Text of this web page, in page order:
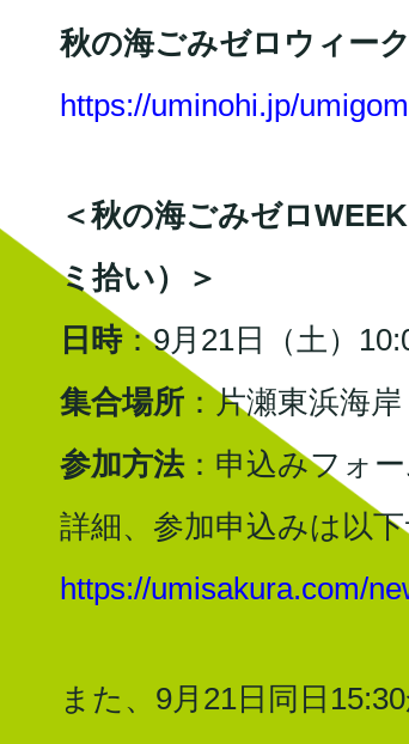
秋の海ごみゼロウィー
https://uminohi.jp/
＜秋の海ごみゼロ
ミ拾い）＞
日時：9月21日（土）
集合場所 ：片瀬東浜海
参加方法：申込みフォ
詳細、参加申込みは以下
https://umisakura.com/
また、9月21日同日